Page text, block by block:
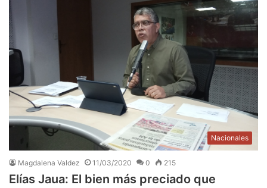
Nacionales
Magdalena Valdez 11/03/2020 0 215
Elías Jaua: El bien más preciado que